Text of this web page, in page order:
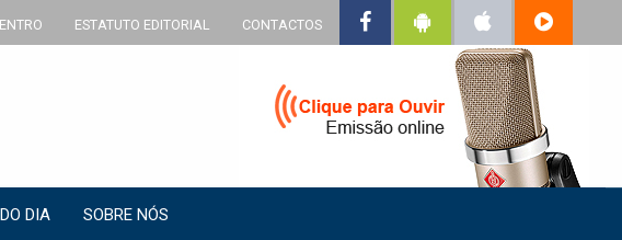
ESTATUTO EDITORIAL CONTACTOS
DIA SOBRE NÓS